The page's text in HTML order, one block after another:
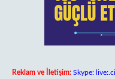
Reklam ve İletişim: Skype: